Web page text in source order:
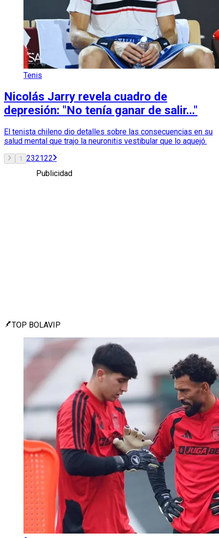
Tenis
Nicolás Jarry revela cuadro de
depresión: "No tenía ganar de salir..."
El tenista chileno dio detalles sobre las consecuencias en su
salud mental que trajo la neuronitis vestibular que lo aquejó.
1 232122
Publicidad
TOP BOLAVIP